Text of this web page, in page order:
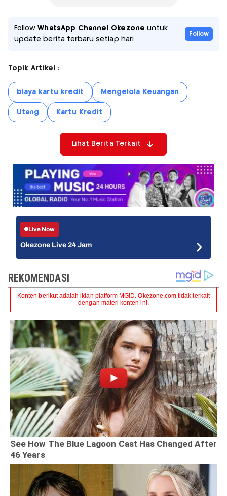
FollowWhatsApp Channel Okezone untuk
update berita terbaru setiap hari
Follow
Topik Artikel :
biaya kartu kredit Mengelola Keuangan
Utang Kartu Kredit
Lihat Berita Terkait
Live Now
Okezone Live 24 Jam